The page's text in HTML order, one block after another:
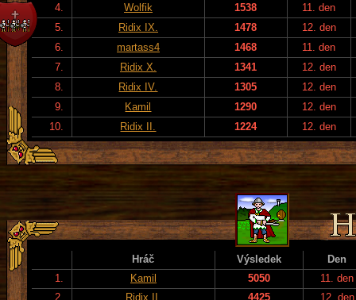
4.
Wolfik 1538
11. den
5.
Ridix IX. 1478
12. den
6.
martass4 1468
11. den
7.
Ridix X. 1341
12. den
8.
Ridix IV. 1305
12. den
9.
Kamil 1290
12. den
10.
Ridix II. 1224 12. den
Hráč Výsledek
Den
1.
Kamil 5050
11. den
2.
Ridix II. 4425
12. den